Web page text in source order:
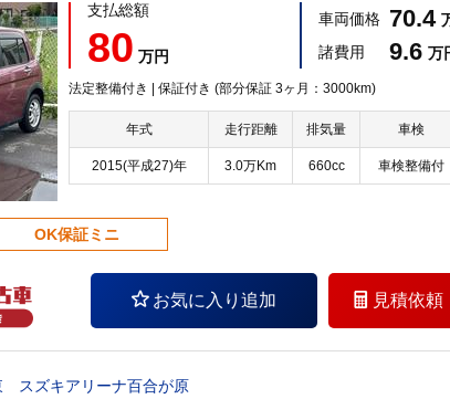
支払総額
80 万円
車両価格 70.4
諸費用
9.6 万
法定整備付き | 保証付き (部分保証 3ヶ月：3000km)
年式 走行距離 排気量 車検
2015(平成27)年 3.0万Km 660cc 車検整備付
OK保証ミニ
お気に入り追加 見積依頼
スズキアリーナ百合が原